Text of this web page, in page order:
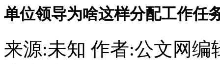
单位领导为啥这样分配工作任
来源:未知 作者:公文网编